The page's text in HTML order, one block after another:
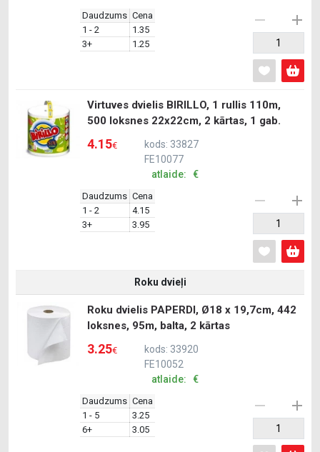
Daudzums Cena
1 - 2
1.35
3+
1.25
Virtuves dvielis BIRILLO, 1 rullis 110m,
500 loksnes 22x22cm, 2 kārtas, 1 gab.
4.15€
kods: 33827
FE10077
atlaide: €
Daudzums Cena
1 - 2
4.15
3+
3.95
Roku dvieļi
Roku dvielis PAPERDI, Ø18 x 19,7cm, 442
loksnes, 95m, balta, 2 kārtas
3.25€
kods: 33920
FE10052
atlaide: €
Daudzums Cena
1 - 5
3.25
6+
3.05